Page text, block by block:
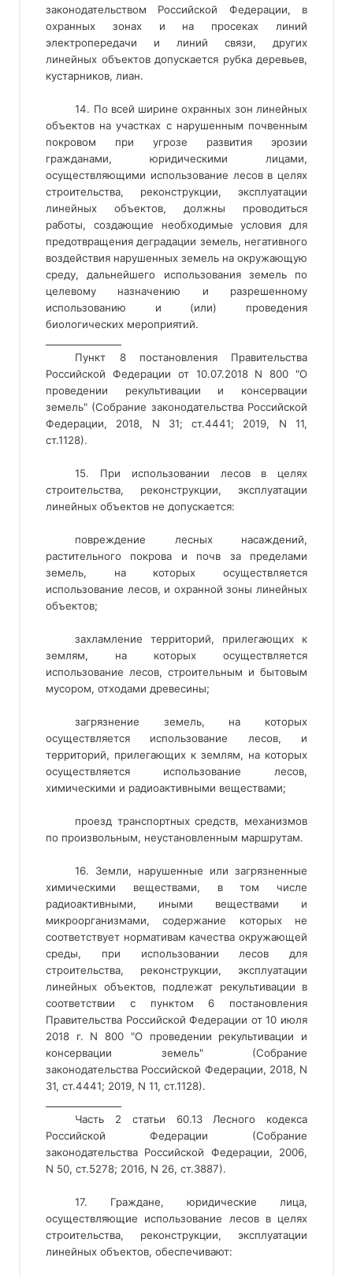
законодательством Российской Федерации, в
охранных зонах и на просеках линий
электропередачи и линий связи, других
линейных объектов допускается рубка деревьев,
кустарников, лиан.
14. По всей ширине охранных зон линейных
объектов на участках с нарушенным почвенным
покровом при угрозе развития эрозии
гражданами, юридическими лицами,
осуществляющими использование лесов в целях
строительства, реконструкции, эксплуатации
линейных объектов, должны проводиться
работы, создающие необходимые условия для
предотвращения деградации земель, негативного
воздействия нарушенных земель на окружающую
среду, дальнейшего использования земель по
целевому назначению и разрешенному
использованию и (или) проведения
биологических мероприятий.
Пункт 8 постановления Правительства
Российской Федерации от 10.07.2018 N 800 "О
проведении рекультивации и консервации
земель" (Собрание законодательства Российской
Федерации, 2018, N 31; ст.4441; 2019, N 11,
ст.1128).
15. При использовании лесов в целях
строительства, реконструкции, эксплуатации
линейных объектов не допускается:
повреждение лесных насаждений,
растительного покрова и почв за пределами
земель, на которых осуществляется
использование лесов, и охранной зоны линейных
объектов;
захламление территорий, прилегающих к
землям, на которых осуществляется
использование лесов, строительным и бытовым
мусором, отходами древесины;
загрязнение земель, на которых
осуществляется использование лесов, и
территорий, прилегающих к землям, на которых
осуществляется использование лесов,
химическими и радиоактивными веществами;
проезд транспортных средств, механизмов
по произвольным, неустановленным маршрутам.
16. Земли, нарушенные или загрязненные
химическими веществами, в том числе
радиоактивными, иными веществами и
микроорганизмами, содержание которых не
соответствует нормативам качества окружающей
среды, при использовании лесов для
строительства, реконструкции, эксплуатации
линейных объектов, подлежат рекультивации в
соответствии с пунктом 6 постановления
Правительства Российской Федерации от 10 июля
2018 г. N 800 "О проведении рекультивации и
консервации земель" (Собрание
законодательства Российской Федерации, 2018, N
31, ст.4441; 2019, N 11, ст.1128).
Часть 2 статьи 60.13 Лесного кодекса
Российской Федерации (Собрание
законодательства Российской Федерации, 2006,
N 50, ст.5278; 2016, N 26, ст.3887).
17. Граждане, юридические лица,
осуществляющие использование лесов в целях
строительства, реконструкции, эксплуатации
линейных объектов, обеспечивают: